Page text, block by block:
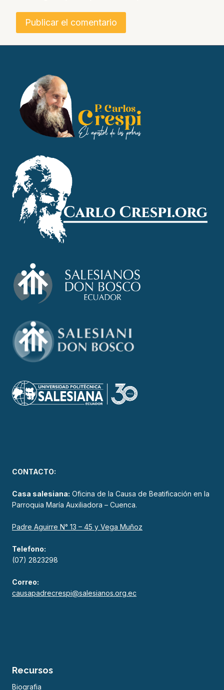
CONTACTO:
Casa salesiana: Oficina de la Causa de Beatificación en la
Parroquia María Auxiliadora – Cuenca.
Padre Aguirre N° 13 – 45 y Vega Muñoz
Telefono:
(07) 2823298
Correo:
causapadrecrespi@salesianos.org.ec
Recursos
Biografia